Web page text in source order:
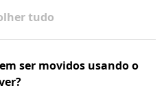
tudo
ser movidos usando o